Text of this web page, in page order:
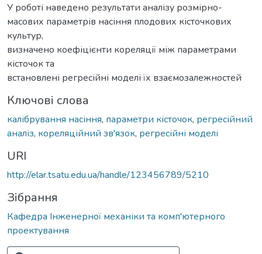
У роботі наведено результати аналізу розмірно-
масових параметрів насіння плодових кісточкових
культур,
визначено коефіцієнти кореляції між параметрами
кісточок та
встановлені регресійні моделі їх взаємозалежностей
Ключові слова
калібрування насіння, параметри кісточок, регресійний
аналіз, кореляційний зв'язок, регресійні моделі
URI
http://elar.tsatu.edu.ua/handle/123456789/5210
Зібрання
Кафедра Інженерної механіки та комп'ютерного
проектування